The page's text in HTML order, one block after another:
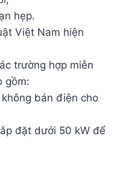
hẹp.
Việt Nam hiện
trường hợp miễn
gồm:
bán điện cho
đặt dưới 50 kW để